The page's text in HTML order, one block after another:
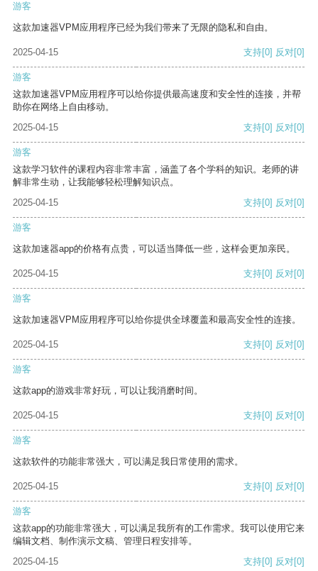
游客
这款加速器VPM应用程序已经为我们带来了无限的隐私和自由。
2025-04-15 支持[0] 反对[0]
游客
这款加速器VPM应用程序可以给你提供最高速度和安全性的连接，并帮
助你在网络上自由移动。
2025-04-15
支持[0] 反对[0]
游客
这款学习软件的课程内容非常丰富，涵盖了各个学科的知识。老师的讲
解非常生动，让我能够轻松理解知识点。
2025-04-15
支持[0] 反对[0]
游客
这款加速器app的价格有点贵，可以适当降低一些，这样会更加亲民。
2025-04-15 支持[0] 反对[0]
游客
这款加速器VPM应用程序可以给你提供全球覆盖和最高安全性的连接。
2025-04-15 支持[0] 反对[0]
游客
这款app的游戏非常好玩，可以让我消磨时间。
2025-04-15 支持[0] 反对[0]
游客
这款软件的功能非常强大，可以满足我日常使用的需求。
2025-04-15 支持[0] 反对[0]
游客
这款app的功能非常强大，可以满足我所有的工作需求。我可以使用它来
编辑文档、制作演示文稿、管理日程安排等。
2025-04-15
支持[0] 反对[0]